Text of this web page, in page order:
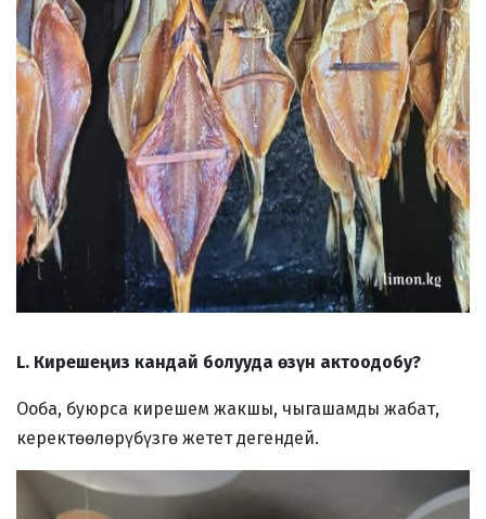
L. Кирешеңиз кандай болууда өзүн актоодобу?
Ооба, буюрса кирешем жакшы, чыгашамды жабат,
керектөөлөрүбүзгө жетет дегендей.